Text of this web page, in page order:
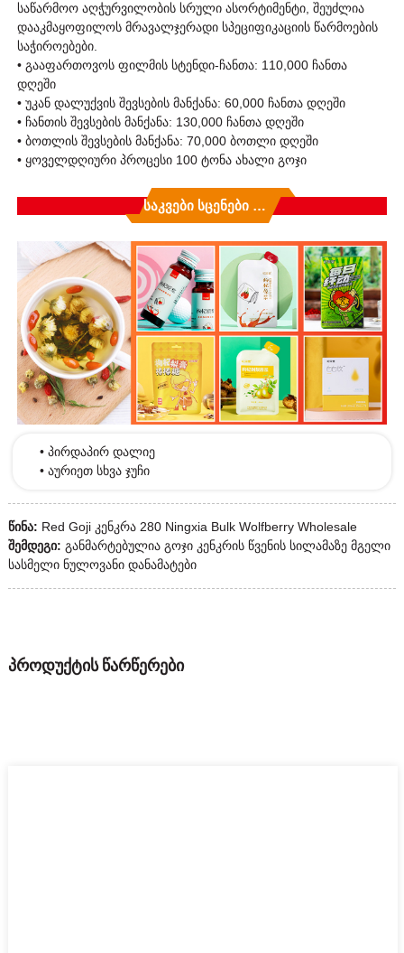
საწარმოო აღჭურვილობის სრული ასორტიმენტი, შეუძლია
დააკმაყოფილოს მრავალჯერადი სპეციფიკაციის წარმოების
საჭიროებები.
• გააფართოვოს ფილმის სტენდი-ჩანთა: 110,000 ჩანთა
დღეში
• უკან დალუქვის შევსების მანქანა: 60,000 ჩანთა დღეში
• ჩანთის შევსების მანქანა: 130,000 ჩანთა დღეში
• ბოთლის შევსების მანქანა: 70,000 ბოთლი დღეში
• ყოველდღიური პროცესი 100 ტონა ახალი გოჯი
Საკვები Სცენები Და Წარმოების Მეთოდები
• პირდაპირ დალიე
• აურიეთ სხვა ჯუჩი
წინა: Red Goji კენკრა 280 Ningxia Bulk Wolfberry Wholesale
შემდეგი: განმარტებულია გოჯი კენკრის წვენის სილამაზე მგელი
სასმელი ნულოვანი დანამატები
პროდუქტის წარწერები